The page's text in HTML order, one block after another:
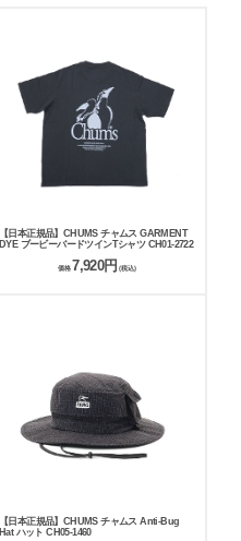
【日本正規品】CHUMS チャムス GARMENT
DYE ブービーバードツインTシャツ CH01-2722
価格7,920円 (税込)
【日本正規品】CHUMS チャムス Anti-Bug
Hat ハット CH05-1460